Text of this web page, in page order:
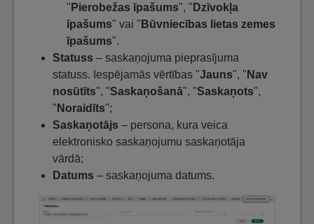
" Pierobežas īpašums", " Dzīvokļa
īpašums" vai " Būvniecības lietas zemes
īpašums".
Statuss – saskaņojuma pieprasījuma
statuss. Iespējamās vērtības "Jauns", " Nav
nosūtīts", "Saskaņošanā", "Saskaņots",
" Noraidīts";
Saskaņotājs – persona, kura veica
elektronisko saskaņojumu saskaņotāja
vārdā;
Datums – saskaņojuma datums.